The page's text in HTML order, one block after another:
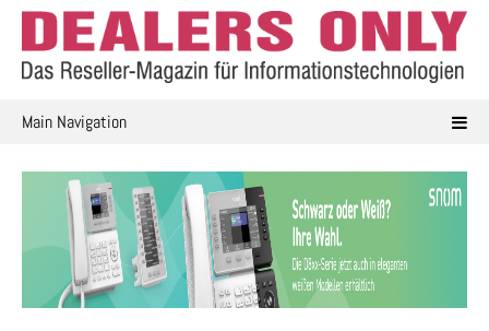
Skip
content
Main Navigation